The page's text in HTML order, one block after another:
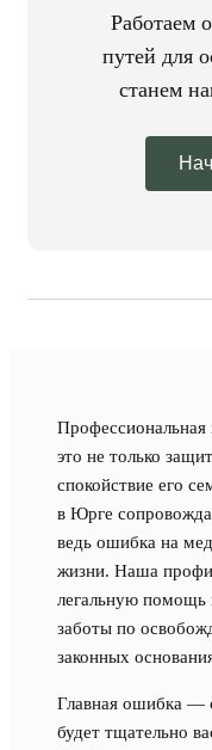
Работаем
путей для
станем
это не только
спокойствие его
в Юрге
ведь ошибка на
жизни. Наша
легальную помощь
заботы по
законных
Главная ошибка —
будет тщательно